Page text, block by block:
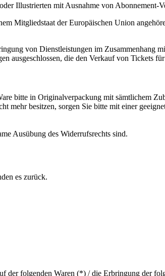
Illustrierten mit Ausnahme von Abonnement-
Mitgliedstaat der Europäischen Union
von Dienstleistungen im Zusammenhang
ausgeschlossen, die den Verkauf von Tickets
bitte in Originalverpackung mit sämtlichem
besitzen, sorgen Sie bitte mit einer
Ausübung des Widerrufsrechts sind.
es zurück.
der folgenden Waren (*) / die Erbringung der